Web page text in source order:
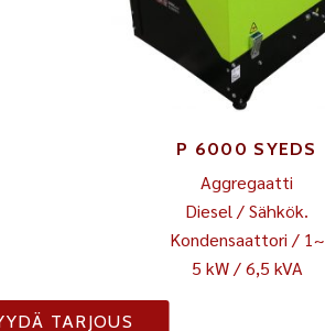
P 6000 SYEDS
Aggregaatti
Diesel / Sähkök.
Kondensaattori / 1~
5 kW / 6,5 kVA
TARJOUS